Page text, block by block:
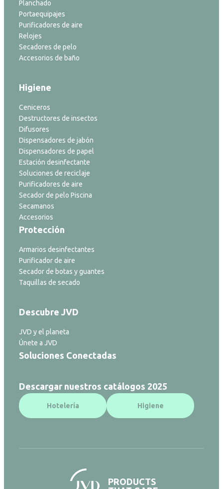
Planchado
Portaequipajes
Purificadores de aire
Relojes
Secadores de pelo
Accesorios de baño
Higiene
Ceniceros
Destructores de insectos
Difusores
Dispensadores de jabón
Dispensadores de papel
Estación desinfectante
Soluciones de reciclaje
Purificadores de aire
Secador de pelo Piscina
Secamanos
Accesorios
Protección
Armarios desinfectantes
Purificador de aire
Secador de botas y guantes
Taquillas de secado
Descubre JVD
JVD y el planeta
Únete a JVD
Soluciones Conectadas
Descargar nuestros catálogos 2025
Hotelería Higiene
PRODUCTS